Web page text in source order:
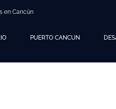
en Cancún
PUERTO CANCUN